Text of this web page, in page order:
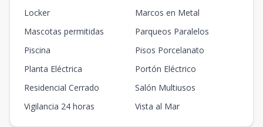
Locker
Marcos en Metal
Mascotas permitidas
Parqueos Paralelos
Piscina
Pisos Porcelanato
Planta Eléctrica
Portón Eléctrico
Residencial Cerrado
Salón Multiusos
Vigilancia 24 horas
Vista al Mar